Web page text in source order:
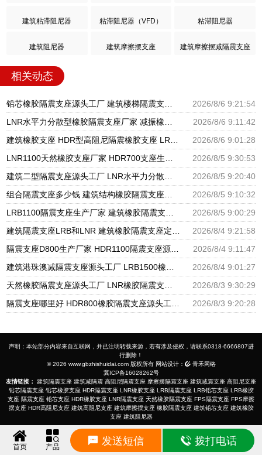
建筑粘滞阻尼器 粘滞阻尼器（VFD） 粘滞阻尼器
建筑阻尼器 建筑摩擦摆支座 建筑摩擦摆减隔震支座
相关动态
铅芯橡胶隔震支座源头工厂 建筑楼梯隔震支座生产厂家 高楼隔震支座
2026/8/6 9:21:54
LNR水平力分散型橡胶隔震支座厂家 减振橡胶隔震支座 LRB铅芯支座什么价格
2026/8/6 9:11:42
建筑橡胶支座 HDR型高阻尼隔震橡胶支座 LRB1200支座
2026/8/6 9:01:28
LNR1100天然橡胶支座厂家 HDR700支座生产厂家 建筑分散力型隔震支座源头工厂
2026/8/5 9:30:53
建筑二型隔震支座源头工厂 LNR水平力分散力型橡胶隔震支座 摩擦摆球型减隔震支座源头工厂
2026/8/5 9:20:40
组合隔震支座多少钱 建筑结构橡胶隔震支座源头工厂 LNR系列隔震支座厂家
2026/8/5 9:10:32
LRB1100隔震支座生产厂家 建筑橡胶隔震支座LNR700生产厂家 隔震橡胶支座的价格
2026/8/5 9:00:29
建筑隔震支座LRB和LNR 建筑橡胶隔震支座定做厂家 LNR1200橡胶隔震支座什么价格
2026/8/4 9:21:58
隔震支座D800生产厂家 HDR1100隔震支座源头工厂 阻尼隔震橡胶支座厂家电话
2026/8/4 9:11:47
建筑港珠澳减隔震支座源头工厂 LRB1500橡胶隔震支座 铅芯隔震支座生产厂家
2026/8/4 9:01:27
天然橡胶隔震支座源头工厂 LNR橡胶隔震支座800生产厂家 橡胶型隔震支座源头工厂
2026/8/3 9:30:29
隔震支座哪里好 HDR800橡胶隔震支座源头工厂 超高阻尼减隔震支座生产厂家
2026/8/3 9:20:28
首页 产品 发送短信 拨打电话
声明：本站部分内容来自互联网，并已注明转载来源，若有涉及侵权，请联系0318-6666807进
行删除！
© 2026 www.gbzhishuidai.com 版权所有 网站设计：
青禾网络
冀ICP备16028262号
友情链接：
建筑隔震支座 建筑减隔震 高阻尼隔震支座 摩擦摆隔震支座 建筑减震支座 高阻尼支座
铅芯隔震支座 铅芯橡胶支座 HDR隔震支座 LNR橡胶支座 LRB隔震支座 LRB铅芯支座 LRB橡胶
支座 隔震支座 铅芯支座 HDR橡胶支座 LNR隔震支座 天然橡胶隔震支座 FPS隔震支座 FPS摩擦
摆支座 HDR高阻尼支座 建筑高阻尼支座 建筑摩擦摆支座 橡胶隔震支座 建筑铅芯支座 建筑橡胶
支座 建筑阻尼器